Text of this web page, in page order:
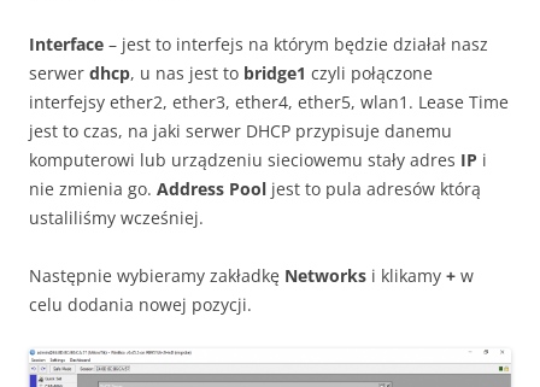
Interface – jest to interfejs na którym będzie działał nasz
serwer dhcp, u nas jest to bridge1 czyli połączone
interfejsy ether2, ether3, ether4, ether5, wlan1. Lease Time
jest to czas, na jaki serwer DHCP przypisuje danemu
komputerowi lub urządzeniu sieciowemu stały adres IP i
nie zmienia go. Address Pool jest to pula adresów którą
ustaliliśmy wcześniej.
Następnie wybieramy zakładkę Networks i klikamy + w
celu dodania nowej pozycji.